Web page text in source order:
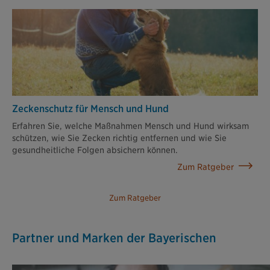
Zum Ratgeber
Zeckenschutz für Mensch und Hund
Erfahren Sie, welche Maßnahmen Mensch und Hund wirksam
schützen, wie Sie Zecken richtig entfernen und wie Sie
gesundheitliche Folgen absichern können.
Zum Ratgeber
Partner und Marken der Bayerischen